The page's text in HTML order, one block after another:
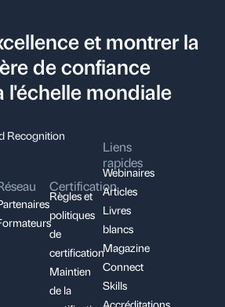
et montrer la
de confiance
l'échelle mondiale
Recognition
Certification
Règles et
politiques
de
certification
Maintien
de la
Liens
rapides
Webinaires
Articles
Livres
blancs
Magazine
Connect
Skills
Accréditations